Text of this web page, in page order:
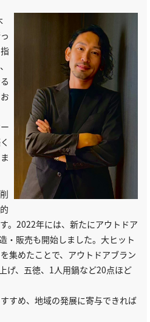
。2022年には、新たにアウトドア
・販売も開始しました。大ヒット
集めたことで、アウトドアブラン
げ、五徳、1人用鍋など20点ほど
すめ、地域の発展に寄与できれば